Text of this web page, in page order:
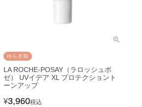
ゆらぎ肌
LA ROCHE-POSAY（ラロッシュポ
ゼ） UVイデア XL プロテクショント
ーンアップ
¥3,960税込